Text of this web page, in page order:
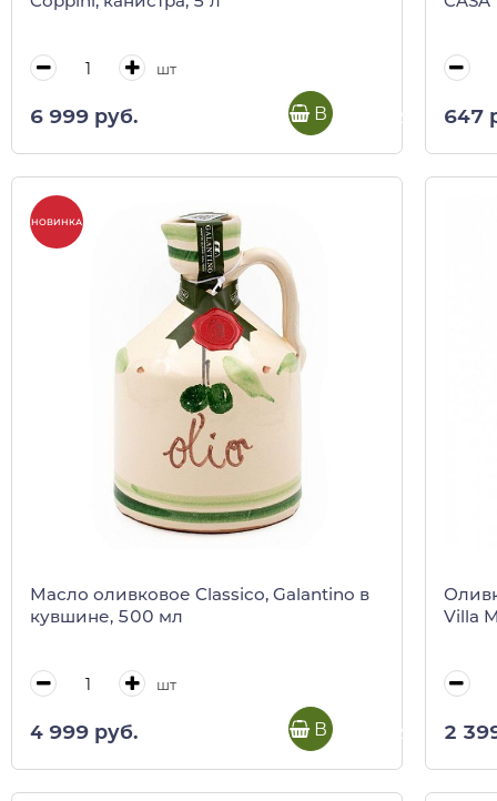
шт
6 999 руб. В корзину 647
НОВИНКА
Масло оливковое Classico, Galantino в
кувшине, 500 мл
шт
4 999 руб. В корзину
Villa
2